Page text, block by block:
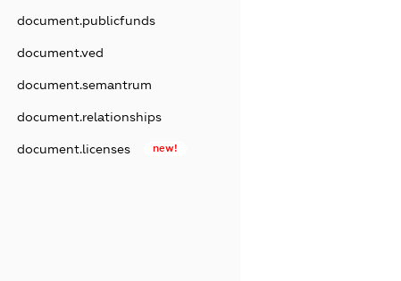
document.publicfunds
document.ved
document.semantrum
document.relationships
document.licenses new!